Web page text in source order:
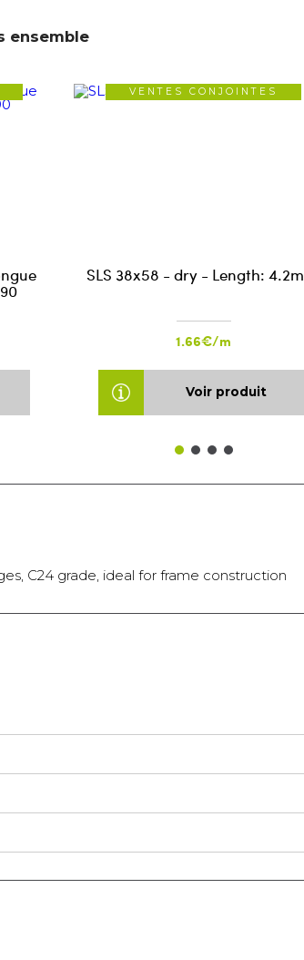
ensemble
VENTES CONJOINTES
SLS 38x58 - dry - Length: 4.2m
1.66€/m
Voir produit
C24 grade, ideal for frame construction